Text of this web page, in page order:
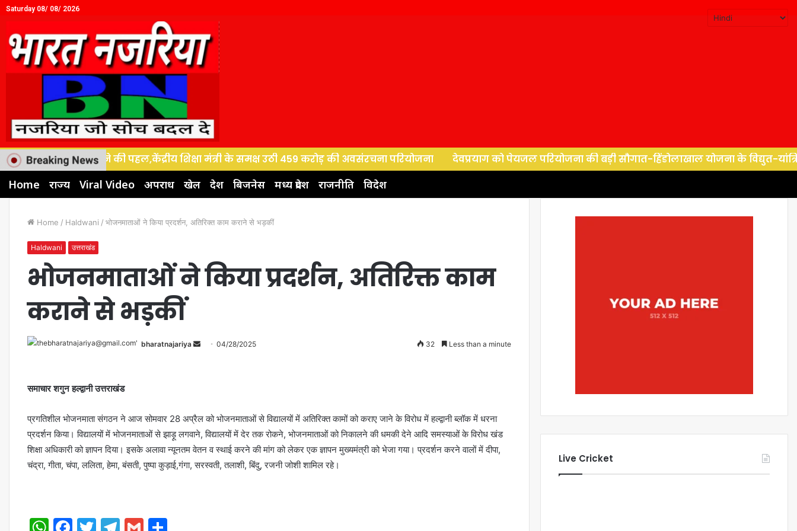
Saturday 08/ 08/ 2026
नई गति देने की पहल,केंद्रीय शिक्षा मंत्री के समक्ष उठी 459 करोड़ की अवसंरचना परियोजना देवप्रयाग को पेयजल परियोजना की बड़ी सौगात-हिंडोलाखाल योजना के विद्युत-यांत्रिक
Home राज्य Viral Video अपराध खेल देश बिजनेस मध्य प्रदेश राजनीति विदेश
Home / Haldwani / भोजनमाताओं ने किया प्रदर्शन, अतिरिक्त काम कराने से भड़कीं
Haldwani उत्तराखंड
भोजनमाताओं ने किया प्रदर्शन, अतिरिक्त काम
कराने से भड़कीं
bharatnajariya 04/28/2025 32 Less than a minute
समाचार शगुन हल्द्वानी उत्तराखंड
प्रगतिशील भोजनमाता संगठन ने आज सोमवार 28 अप्रैल को भोजनमाताओं से विद्यालयों में अतिरिक्त कामों को कराए जाने के विरोध में हल्द्वानी ब्लॉक में धरना
प्रदर्शन किया। विद्यालयों में भोजनमाताओं से झाड़ू लगवाने, विद्यालयों में देर तक रोकने, भोजनमाताओं को निकालने की धमकी देने आदि समस्याओं के विरोध खंड
शिक्षा अधिकारी को ज्ञापन दिया। इसके अलावा न्यूनतम वेतन व स्थाई करने की मांग को लेकर एक ज्ञापन मुख्यमंत्री को भेजा गया। प्रदर्शन करने वालों में दीपा,
चंद्रा, गीता, चंपा, ललिता, हेमा, बंसती, पुष्पा कुड़ाई,गंगा, सरस्वती, तलाशी, बिंदु, रजनी जोशी शामिल रहे।
Live Cricket